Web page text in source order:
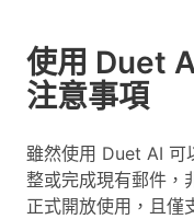
使用 Duet
注意事項
雖然使用 Duet AI 可
整或完成現有郵件，
正式開放使用，且僅